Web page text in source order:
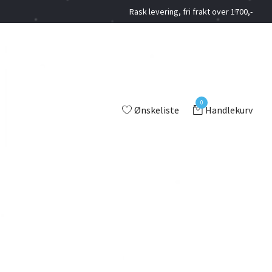
Rask levering, fri frakt over 1700,-
Ønskeliste
0
Handlekurv